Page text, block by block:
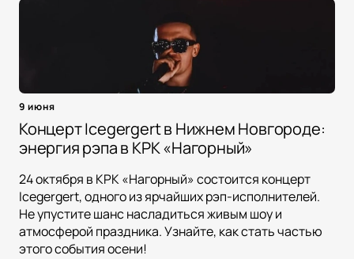
9 июня
Концерт Icegergert в Нижнем Новгороде:
энергия рэпа в КРК «Нагорный»
24 октября в КРК «Нагорный» состоится концерт
Icegergert, одного из ярчайших рэп-исполнителей.
Не упустите шанс насладиться живым шоу и
атмосферой праздника. Узнайте, как стать частью
этого события осени!